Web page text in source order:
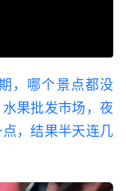
，哪个景点都没
果批发市场，夜
，结果半天连几